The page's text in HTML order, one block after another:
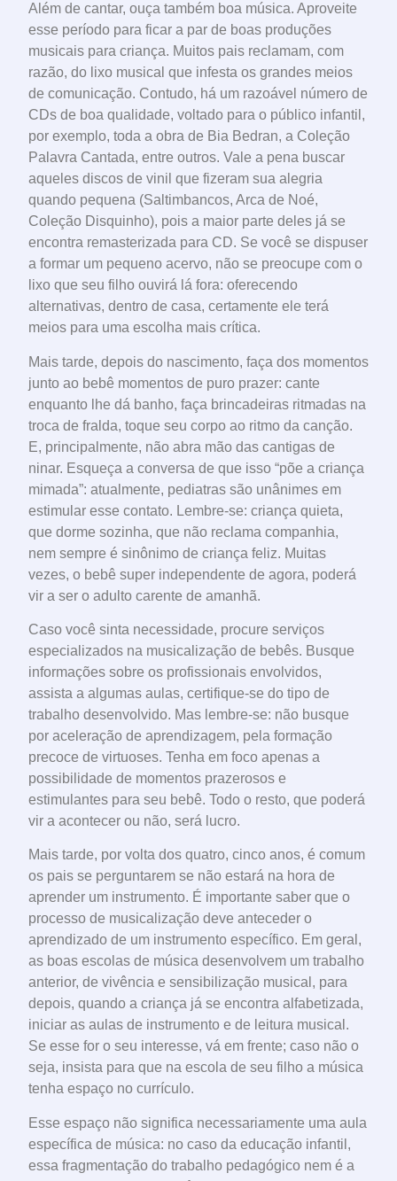
Além de cantar, ouça também boa música. Aproveite
esse período para ficar a par de boas produções
musicais para criança. Muitos pais reclamam, com
razão, do lixo musical que infesta os grandes meios
de comunicação. Contudo, há um razoável número de
CDs de boa qualidade, voltado para o público infantil,
por exemplo, toda a obra de Bia Bedran, a Coleção
Palavra Cantada, entre outros. Vale a pena buscar
aqueles discos de vinil que fizeram sua alegria
quando pequena (Saltimbancos, Arca de Noé,
Coleção Disquinho), pois a maior parte deles já se
encontra remasterizada para CD. Se você se dispuser
a formar um pequeno acervo, não se preocupe com o
lixo que seu filho ouvirá lá fora: oferecendo
alternativas, dentro de casa, certamente ele terá
meios para uma escolha mais crítica.
Mais tarde, depois do nascimento, faça dos momentos
junto ao bebê momentos de puro prazer: cante
enquanto lhe dá banho, faça brincadeiras ritmadas na
troca de fralda, toque seu corpo ao ritmo da canção.
E, principalmente, não abra mão das cantigas de
ninar. Esqueça a conversa de que isso “põe a criança
mimada”: atualmente, pediatras são unânimes em
estimular esse contato. Lembre-se: criança quieta,
que dorme sozinha, que não reclama companhia,
nem sempre é sinônimo de criança feliz. Muitas
vezes, o bebê super independente de agora, poderá
vir a ser o adulto carente de amanhã.
Caso você sinta necessidade, procure serviços
especializados na musicalização de bebês. Busque
informações sobre os profissionais envolvidos,
assista a algumas aulas, certifique-se do tipo de
trabalho desenvolvido. Mas lembre-se: não busque
por aceleração de aprendizagem, pela formação
precoce de virtuoses. Tenha em foco apenas a
possibilidade de momentos prazerosos e
estimulantes para seu bebê. Todo o resto, que poderá
vir a acontecer ou não, será lucro.
Mais tarde, por volta dos quatro, cinco anos, é comum
os pais se perguntarem se não estará na hora de
aprender um instrumento. É importante saber que o
processo de musicalização deve anteceder o
aprendizado de um instrumento específico. Em geral,
as boas escolas de música desenvolvem um trabalho
anterior, de vivência e sensibilização musical, para
depois, quando a criança já se encontra alfabetizada,
iniciar as aulas de instrumento e de leitura musical.
Se esse for o seu interesse, vá em frente; caso não o
seja, insista para que na escola de seu filho a música
tenha espaço no currículo.
Esse espaço não significa necessariamente uma aula
específica de música: no caso da educação infantil,
essa fragmentação do trabalho pedagógico nem é a